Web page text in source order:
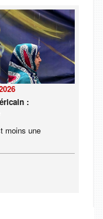
:
moins une